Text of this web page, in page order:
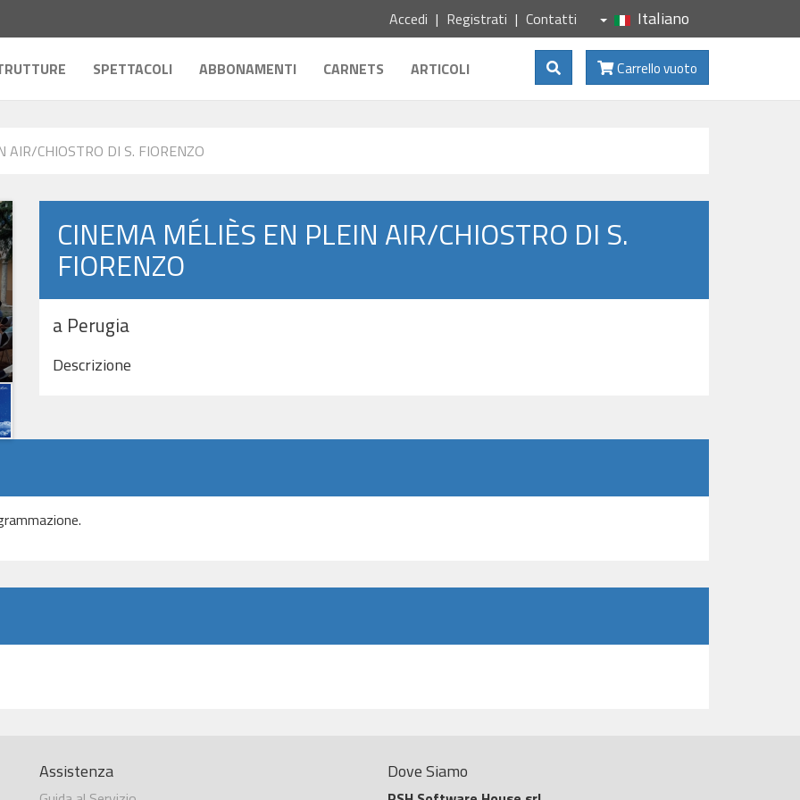
Accedi Registrati Contatti Italiano
SPETTACOLI ABBONAMENTI CARNETS ARTICOLI Carrello vuoto
Mostra Ricerca
AIR/CHIOSTRO DI S. FIORENZO
CINEMA MÉLIÈS EN PLEIN AIR/CHIOSTRO DI S.
FIORENZO
a Perugia
Descrizione
Assistenza Dove Siamo